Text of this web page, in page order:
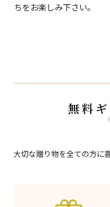
ちをお楽しみ下さい。
無料
大切な贈り物を全ての方に